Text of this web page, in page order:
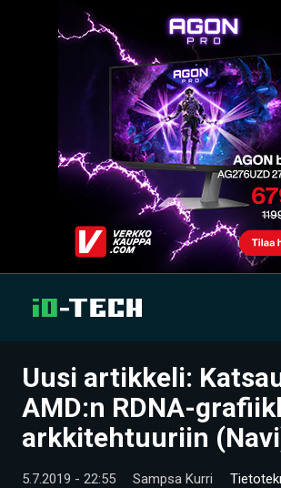
UUTISET
ARTIKKELIT
VIDEOT
Uusi artikkeli:
AMD:n RDNA-
arkkitehtuuriin
5.7.2019 - 22:55 Sampsa Kurri